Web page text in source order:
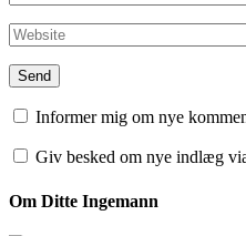
Informer mig om nye
Giv besked om nye indlæg
Om Ditte Ingemann